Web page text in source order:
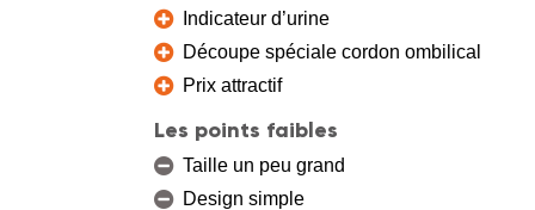
Indicateur d’urine
Découpe spéciale cordon ombilical
Prix attractif
Les points faibles
Taille un peu grand
Design simple